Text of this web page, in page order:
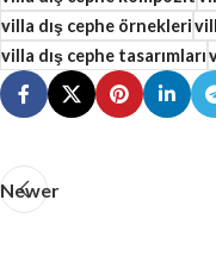
villa dış cephe örnekleri
villa dış cephe tasarımları
Newer